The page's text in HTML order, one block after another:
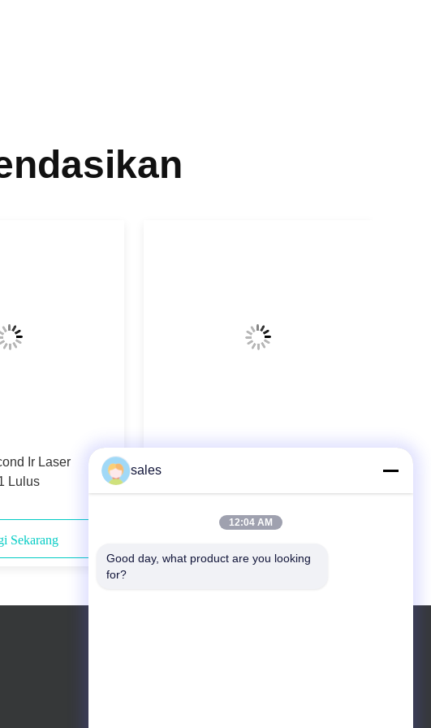
Ir Laser
Lulus
Sekarang
sales
12:04 AM
Good day, what product are you looking
for?